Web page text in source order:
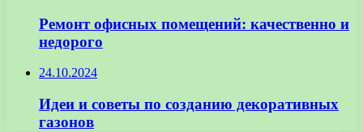
Ремонт офисных помещений: качественно и
недорого
24.10.2024
Идеи и советы по созданию декоративных
газонов